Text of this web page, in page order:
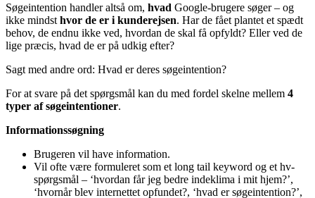
Søgeintention handler altså om, hvad Google-brugere søger – og
ikke mindst hvor de er i kunderejsen. Har de fået plantet et spædt
behov, de endnu ikke ved, hvordan de skal få opfyldt? Eller ved de
lige præcis, hvad de er på udkig efter?
Sagt med andre ord: Hvad er deres søgeintention?
For at svare på det spørgsmål kan du med fordel skelne mellem 4
typer af søgeintentioner.
Informationssøgning
Brugeren vil have information.
Vil ofte være formuleret som et long tail keyword og et hv-
spørgsmål – ‘hvordan får jeg bedre indeklima i mit hjem?’,
‘hvornår blev internettet opfundet?, ‘hvad er søgeintention?’,